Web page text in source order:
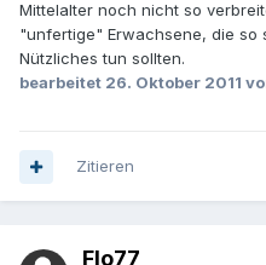
Mittelalter noch nicht so
"unfertige" Erwachsene, die so
Nützliches tun sollten.
bearbeitet 26. Oktober 2011
Zitieren
Flo77